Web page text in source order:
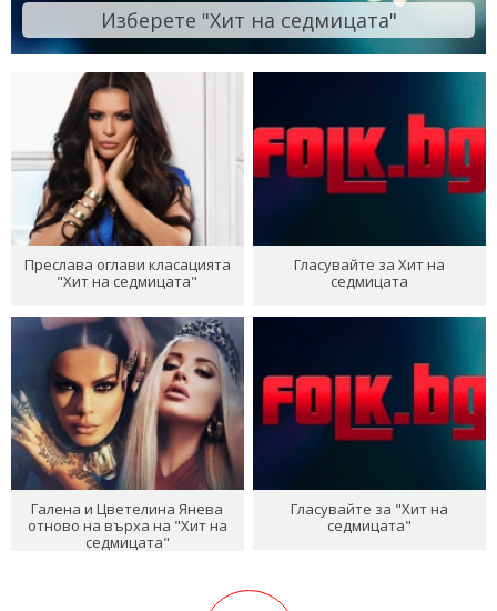
Изберете "Хит на седмицата"
Преслава оглави класацията
"Хит на седмицата"
Гласувайте за Хит на
седмицата
Галена и Цветелина Янева
отново на върха на "Хит на
седмицата"
Гласувайте за "Хит на
седмицата"